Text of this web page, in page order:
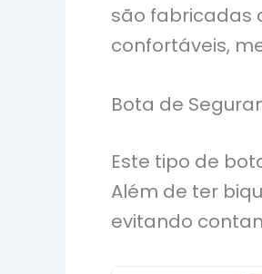
são fabricadas
confortáveis,
Bota de
Este tipo de
Além de ter
evitando